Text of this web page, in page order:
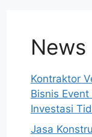
Kontraktor
Bisnis
Investasi
Jasa